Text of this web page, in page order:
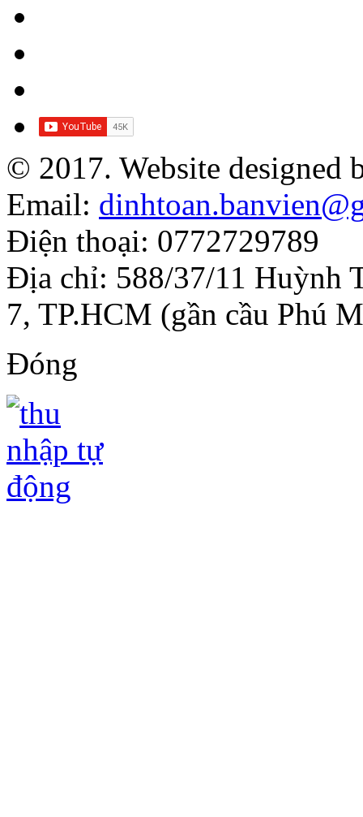
© 2017. Website designed
Email:
Điện thoại: 0772729789
Địa chỉ: 588/37/11 Huỳnh
7, TP.HCM (gần cầu Phú
Đóng